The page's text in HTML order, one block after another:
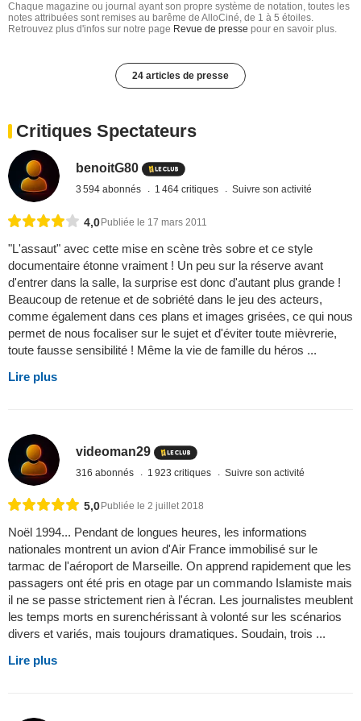
Chaque magazine ou journal ayant son propre système de notation, toutes les
notes attribuées sont remises au barême de AlloCiné, de 1 à 5 étoiles.
Retrouvez plus d'infos sur notre page Revue de presse pour en savoir plus.
24 articles de presse
Critiques Spectateurs
benoitG80
3 594 abonnés 1 464 critiques Suivre son activité
4,0Publiée le 17 mars 2011
"L'assaut" avec cette mise en scène très sobre et ce style
documentaire étonne vraiment ! Un peu sur la réserve avant
d'entrer dans la salle, la surprise est donc d'autant plus grande !
Beaucoup de retenue et de sobriété dans le jeu des acteurs,
comme également dans ces plans et images grisées, ce qui nous
permet de nous focaliser sur le sujet et d'éviter toute mièvrerie,
toute fausse sensibilité ! Même la vie de famille du héros ...
Lire plus
videoman29
316 abonnés 1 923 critiques Suivre son activité
5,0Publiée le 2 juillet 2018
Noël 1994... Pendant de longues heures, les informations
nationales montrent un avion d'Air France immobilisé sur le
tarmac de l'aéroport de Marseille. On apprend rapidement que les
passagers ont été pris en otage par un commando Islamiste mais
il ne se passe strictement rien à l'écran. Les journalistes meublent
les temps morts en surenchérissant à volonté sur les scénarios
divers et variés, mais toujours dramatiques. Soudain, trois ...
Lire plus